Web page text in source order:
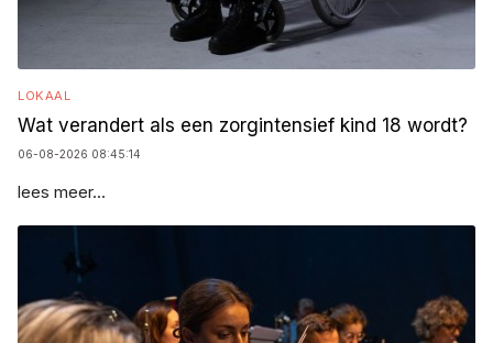
LOKAAL
Wat verandert als een zorgintensief kind 18 wordt?
06-08-2026 08:45:14
lees meer...